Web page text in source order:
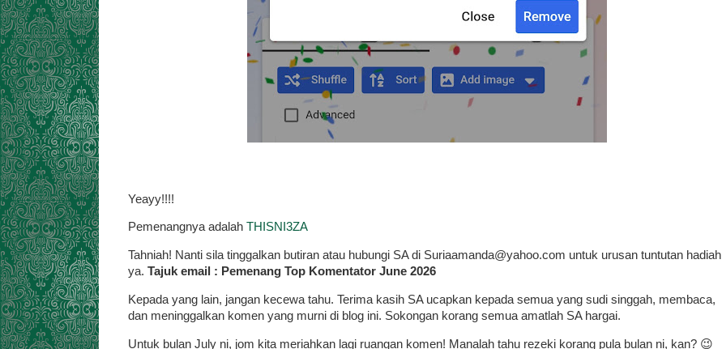
Yeayy!!!!
Pemenangnya adalah THISNI3ZA
Tahniah! Nanti sila tinggalkan butiran atau hubungi SA di Suriaamanda@yahoo.com untuk urusan tuntutan hadiah
ya. Tajuk email : Pemenang Top Komentator June 2026
Kepada yang lain, jangan kecewa tahu. Terima kasih SA ucapkan kepada semua yang sudi singgah, membaca,
dan meninggalkan komen yang murni di blog ini. Sokongan korang semua amatlah SA hargai.
Untuk bulan July ni, jom kita meriahkan lagi ruangan komen! Manalah tahu rezeki korang pula bulan ni, kan? 😉